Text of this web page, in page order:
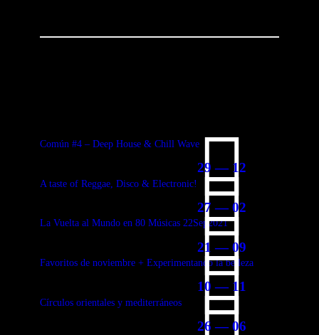
29 — 12
Común #4 – Deep House & Chill Wave
27 — 02
A taste of Reggae, Disco & Electronic!
21 — 09
La Vuelta al Mundo en 80 Músicas 22Sep2021
10 — 11
Favoritos de noviembre + Experimentando la belleza
26 — 06
Círculos orientales y mediterráneos